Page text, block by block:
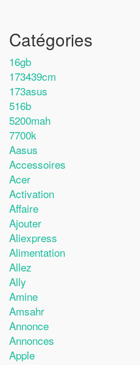
Catégories
16gb
173439cm
173asus
516b
5200mah
7700k
Aasus
Accessoires
Acer
Activation
Affaire
Ajouter
Aliexpress
Alimentation
Allez
Ally
Amine
Amsahr
Annonce
Annonces
Apple